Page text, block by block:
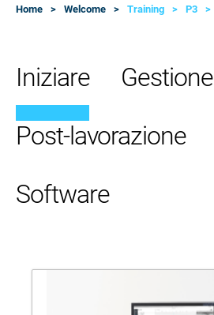
Home Welcome Training P3
Iniziare
Gestione
Post-lavorazione
Software